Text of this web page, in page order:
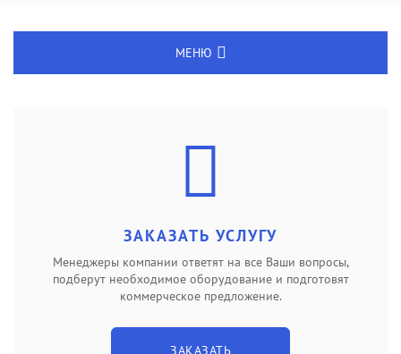
МЕНЮ
Подбор камня по запросу клиента
Резка и обработка натурального камня
Изготовление эксклюзивных изделий по вашему заказу
ЗАКАЗАТЬ УСЛУГУ
Менеджеры компании ответят на все Ваши вопросы,
подберут необходимое оборудование и подготовят
коммерческое предложение.
ЗАКАЗАТЬ